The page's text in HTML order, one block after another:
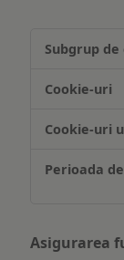
și/sau
informațiilor
pe
dispozitiv
Asigurarea